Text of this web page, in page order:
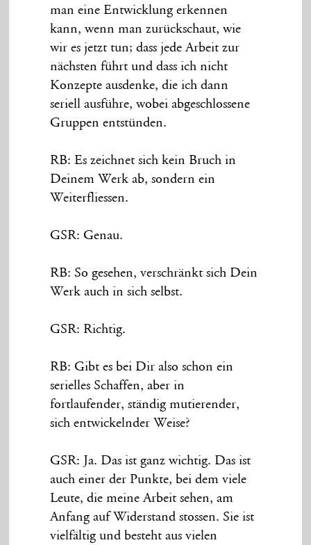
man eine Entwicklung erkennen
kann, wenn man zurückschaut, wie
wir es jetzt tun; dass jede Arbeit zur
nächsten führt und dass ich nicht
Konzepte ausdenke, die ich dann
seriell ausführe, wobei abgeschlossene
Gruppen entstünden.
RB: Es zeichnet sich kein Bruch in
Deinem Werk ab, sondern ein
Weiterfliessen.
GSR: Genau.
RB: So gesehen, verschränkt sich Dein
Werk auch in sich selbst.
GSR: Richtig.
RB: Gibt es bei Dir also schon ein
serielles Schaffen, aber in
fortlaufender, ständig mutierender,
sich entwickelnder Weise?
GSR: Ja. Das ist ganz wichtig. Das ist
auch einer der Punkte, bei dem viele
Leute, die meine Arbeit sehen, am
Anfang auf Widerstand stossen. Sie ist
vielfältig und besteht aus vielen